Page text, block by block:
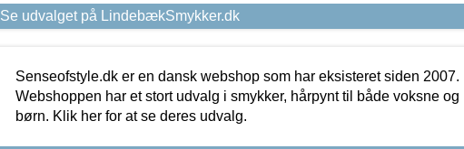
Se udvalget på LindebækSmykker.dk
Senseofstyle.dk er en dansk webshop som har eksisteret siden 2007.
Webshoppen har et stort udvalg i smykker, hårpynt til både voksne og
børn. Klik her for at se deres udvalg.